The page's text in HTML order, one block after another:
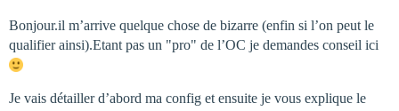
Bonjour.il m’arrive quelque chose de bizarre (enfin si l’on peut le
qualifier ainsi).Etant pas un "pro" de l’OC je demandes conseil ici
Je vais détailler d’abord ma config et ensuite je vous explique le